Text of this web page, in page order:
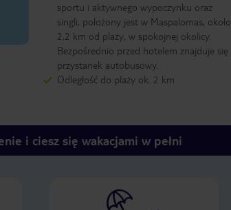
sportu i aktywnego wypoczynku oraz
singli, położony jest w Maspalomas, około
2,2 km od plaży, w spokojnej okolicy.
Bezpośrednio przed hotelem znajduje się
przystanek autobusowy.
Odległość do plaży ok. 2 km
i ciesz się wakacjami w pełni